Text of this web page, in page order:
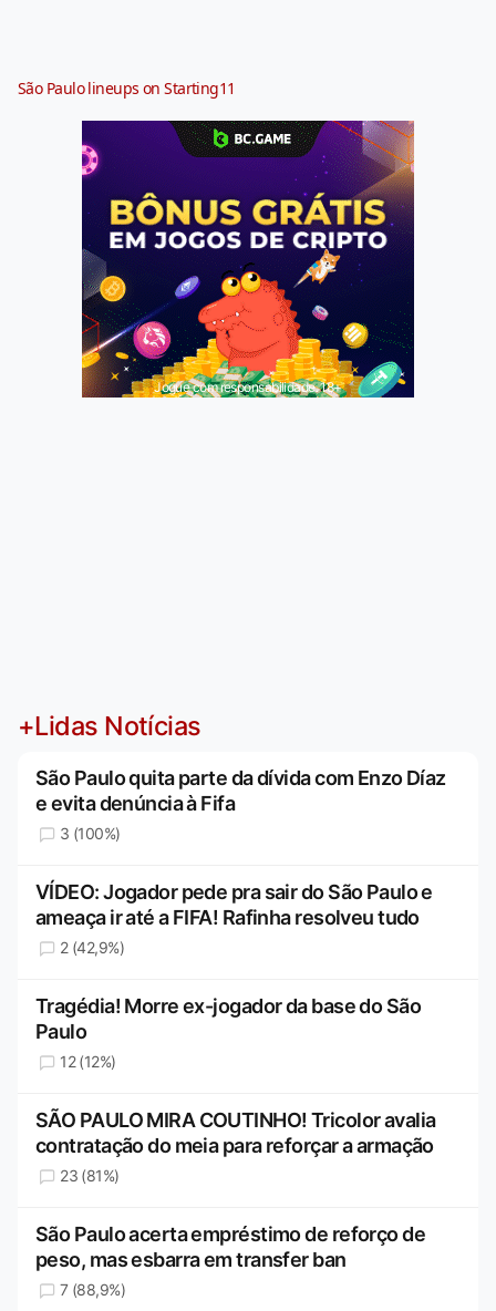
São Paulo lineups on Starting11
Jogue com responsabilidade. 18+
+Lidas Notícias
São Paulo quita parte da dívida com Enzo Díaz
e evita denúncia à Fifa
3 (100%)
VÍDEO: Jogador pede pra sair do São Paulo e
ameaça ir até a FIFA! Rafinha resolveu tudo
2 (42,9%)
Tragédia! Morre ex-jogador da base do São
Paulo
12 (12%)
SÃO PAULO MIRA COUTINHO! Tricolor avalia
contratação do meia para reforçar a armação
23 (81%)
São Paulo acerta empréstimo de reforço de
peso, mas esbarra em transfer ban
7 (88,9%)